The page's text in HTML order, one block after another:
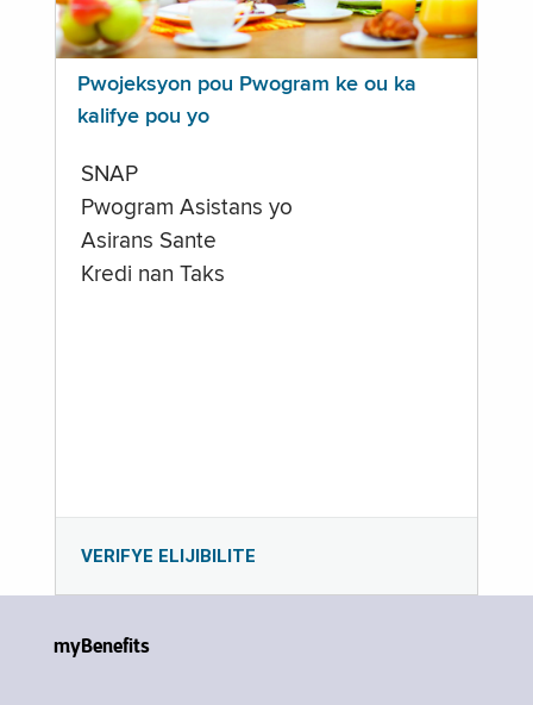
Pwojeksyon pou Pwogram ke ou ka
kalifye pou yo
SNAP
Pwogram Asistans yo
Asirans Sante
Kredi nan Taks
VERIFYE ELIJIBILITE
myBenefits